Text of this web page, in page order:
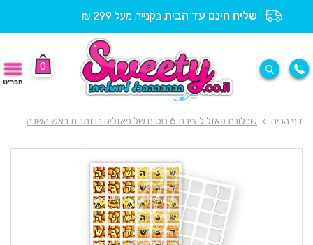
שליח חינם עד הבית בקנייה מעל 299 ₪
0
תפריט
דף הבית > שבלונת פאזל ליצירת 6 סטים של פאזלים בו זמנית ראש השנה